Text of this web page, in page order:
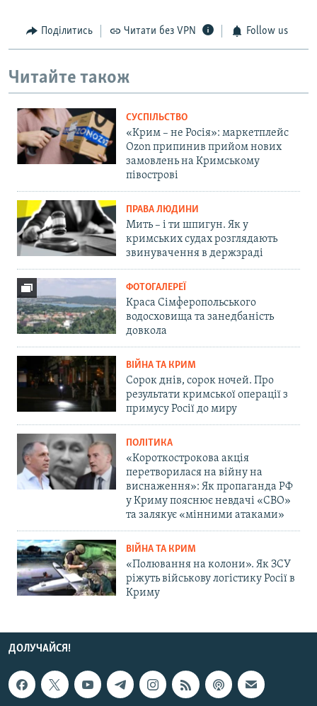
Поділитись Читати без VPN Follow us
Читайте також
СУСПІЛЬСТВО
«Крим – не Росія»: маркетплейс
Ozon припинив прийом нових
замовлень на Кримському
півострові
ПРАВА ЛЮДИНИ
Мить – і ти шпигун. Як у
кримських судах розглядають
звинувачення в держзраді
ФОТОГАЛЕРЕЇ
Краса Сімферопольського
водосховища та занедбаність
довкола
ВІЙНА ТА КРИМ
Сорок днів, сорок ночей. Про
результати кримської операції з
примусу Росії до миру
ПОЛІТИКА
«Короткострокова акція
перетворилася на війну на
виснаження»: Як пропаганда РФ
у Криму пояснює невдачі «СВО»
та залякує «мінними атаками»
ВІЙНА ТА КРИМ
«Полювання на колони». Як ЗСУ
ріжуть військову логістику Росії в
Криму
ДОЛУЧАЙСЯ!